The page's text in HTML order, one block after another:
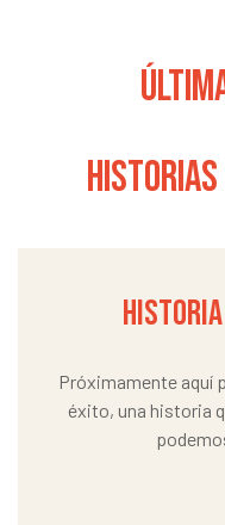
Próximamente aquí
éxito, una historia